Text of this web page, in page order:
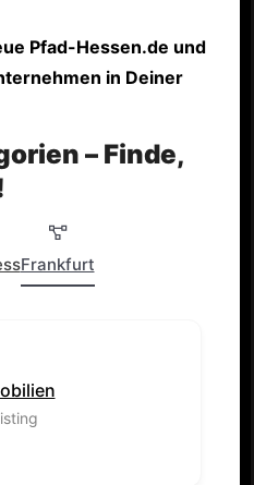
Pfad-Hessen.de und
in Deiner
– Finde,
Frankfurt